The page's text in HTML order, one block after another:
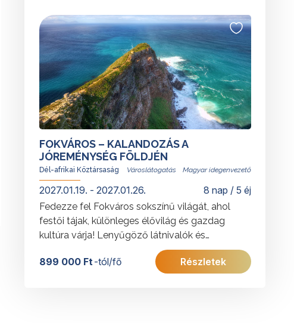
az utazót.
További érdekességekért a Dél-afrikai
Köztársaságról
kattintson
ide .
FOKVÁROS – KALANDOZÁS A
JÓREMÉNYSÉG FÖLDJÉN
Dél-afrikai Köztársaság Magyar idegenvezető
2027.01.19. - 2027.01.26. 8 nap / 5 éj
Fedezze fel Fokváros sokszínű világát, ahol
festői tájak, különleges élővilág és gazdag
kultúra várja! Lenyűgöző látnivalók és
izgalmas programok teszik felejthetetlenné ezt
a dél-afrikai utazást.
899 000 Ft-tól/fő Részletek